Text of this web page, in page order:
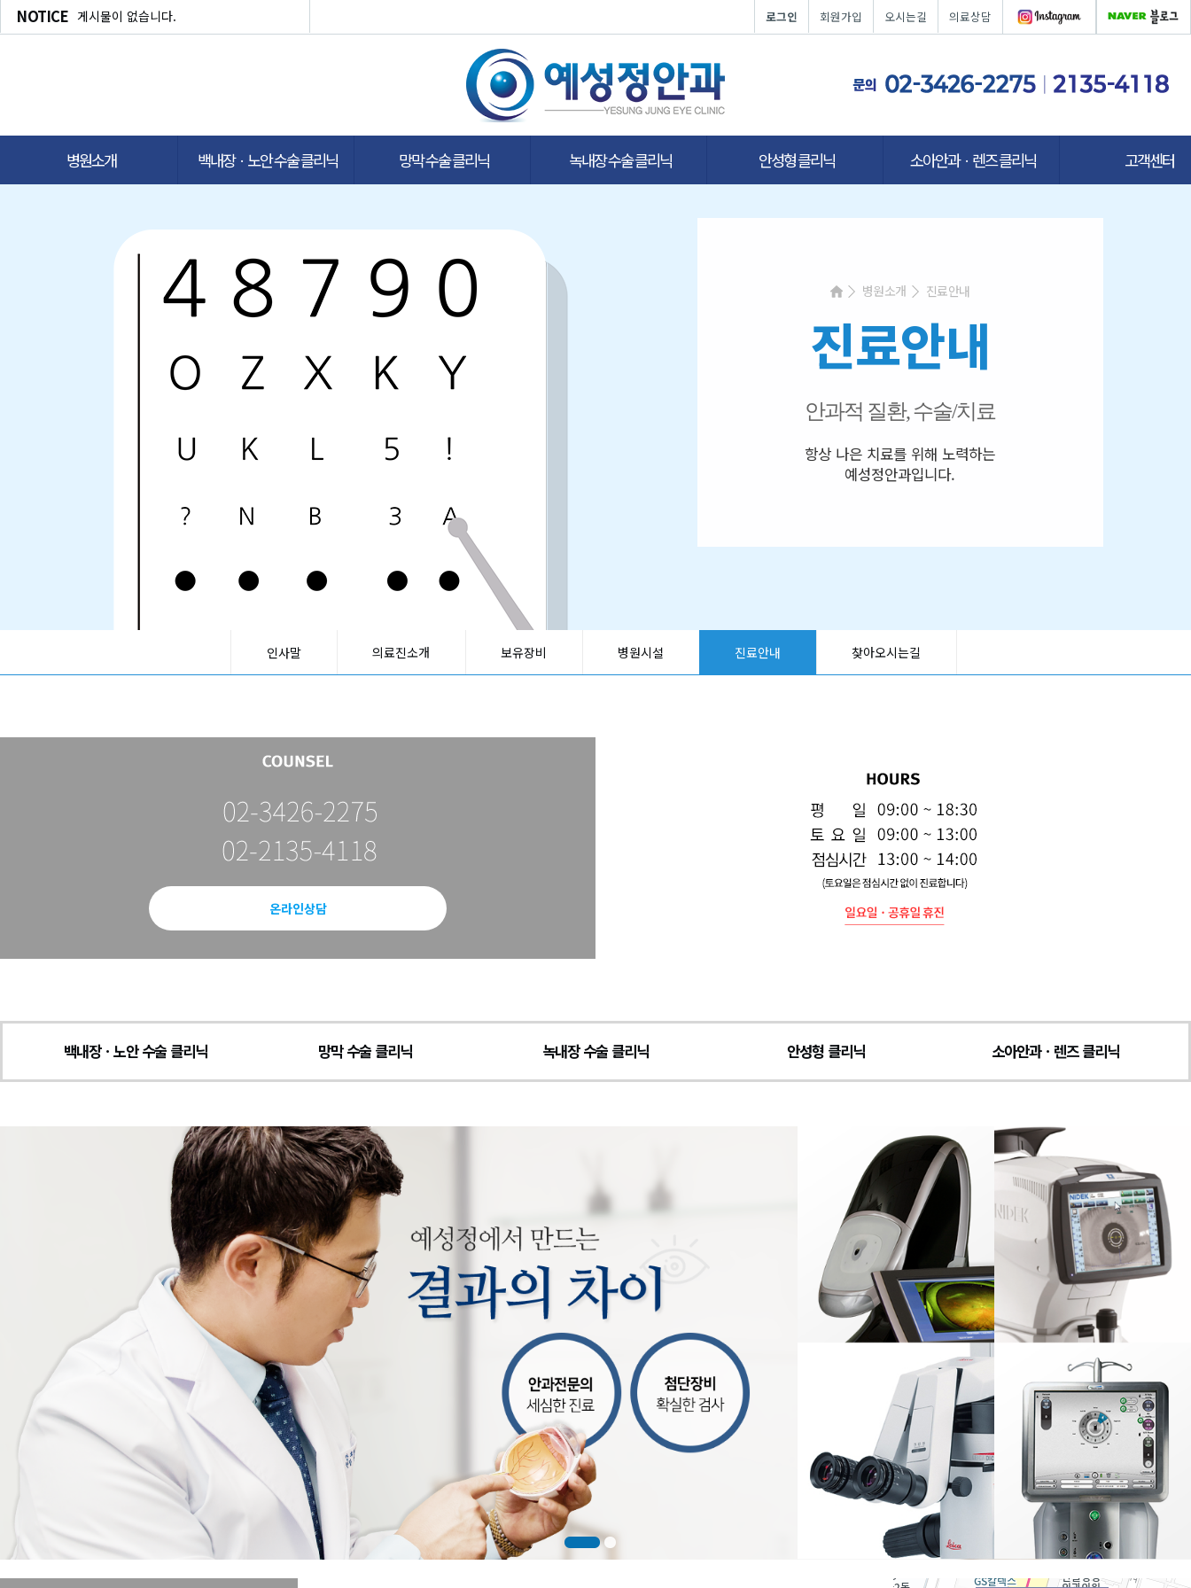
NOTICE 게시물이 없습니다. 로그인 회원가입 오시는길 의료상담
병원소개 백내장ㆍ노안 수술 클리닉 망막 수술 클리닉 녹내장 수술 클리닉 안성형 클리닉 소아안과ㆍ렌즈 클리닉 고객센터
병원소개 진료안내
진료안내
안과적 질환, 수술/치료
항상 나은 치료를 위해 노력하는
예성정안과입니다.
인사말 의료진소개 보유장비 병원시설 진료안내 찾아오시는길
온라인상담
백내장ㆍ노안 수술 클리닉 망막 수술 클리닉 녹내장 수술 클리닉 안성형 클리닉 소아안과ㆍ렌즈 클리닉